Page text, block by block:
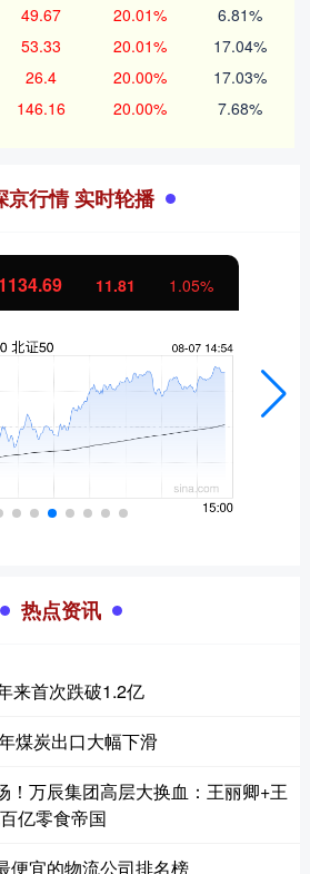
49.67 20.01% 6.81%
53.33 20.01% 17.04%
26.4 20.00% 17.03%
146.16 20.00% 7.68%
京行情 实时轮播
1134.69 11.81 1.05%
热点资讯
来首次跌破1.2亿
煤炭出口大幅下滑
！万辰集团高层大换血：王丽卿+王
亿零食帝国
便宜的物流公司排名榜